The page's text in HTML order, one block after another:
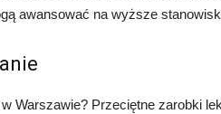
awansować na wyższe
Warszawie? Przeciętne zarobki